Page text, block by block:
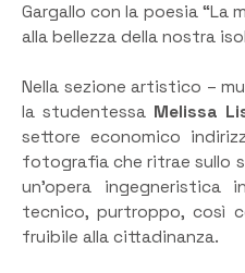
Gargallo con la poesia “La
alla bellezza della nostra
Nella sezione artistico –
la studentessa Melissa
settore economico
fotografia che ritrae sullo
un’opera
tecnico, purtroppo, così
fruibile alla cittadinanza.